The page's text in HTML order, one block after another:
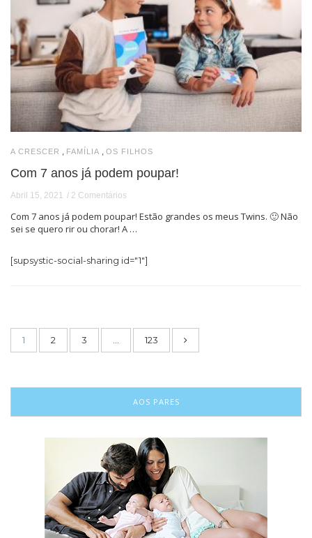
A CRESCER , FAMÍLIA , OS FILHOS
Com 7 anos já podem poupar!
Abril 15, 2021 2 Comentários
Com 7 anos já podem poupar! Estão grandes os meus Twins. 🙂 Não
sei se quero rir ou chorar! A …
[supsystic-social-sharing id="1"]
1 2 3 … 123
AOS PARES